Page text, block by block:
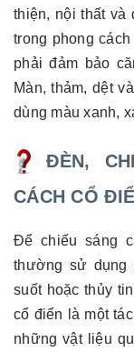
thiện, nội thất và
trong phong
phải đảm bảo
Màn, thảm, dệt
dùng màu xanh,
ĐÈN,
CÁCH CỔ
Để chiếu sáng
thường sử dụng
suốt hoặc thủy
cổ điển là một
những vật liệu